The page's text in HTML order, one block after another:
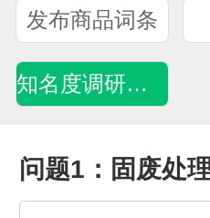
发布商品词条
知名度调研问卷
问题1：固废处